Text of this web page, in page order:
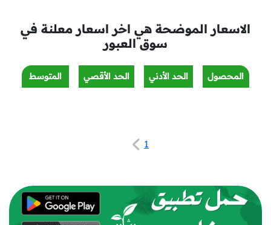
الاسعار الموضحة هي اخر اسعار معلنة في
سوق العبور
المحصول الحد الأدني الحد الأقصي المتوسط
1